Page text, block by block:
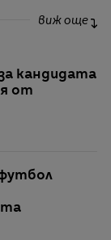
виж още
кандидата
от